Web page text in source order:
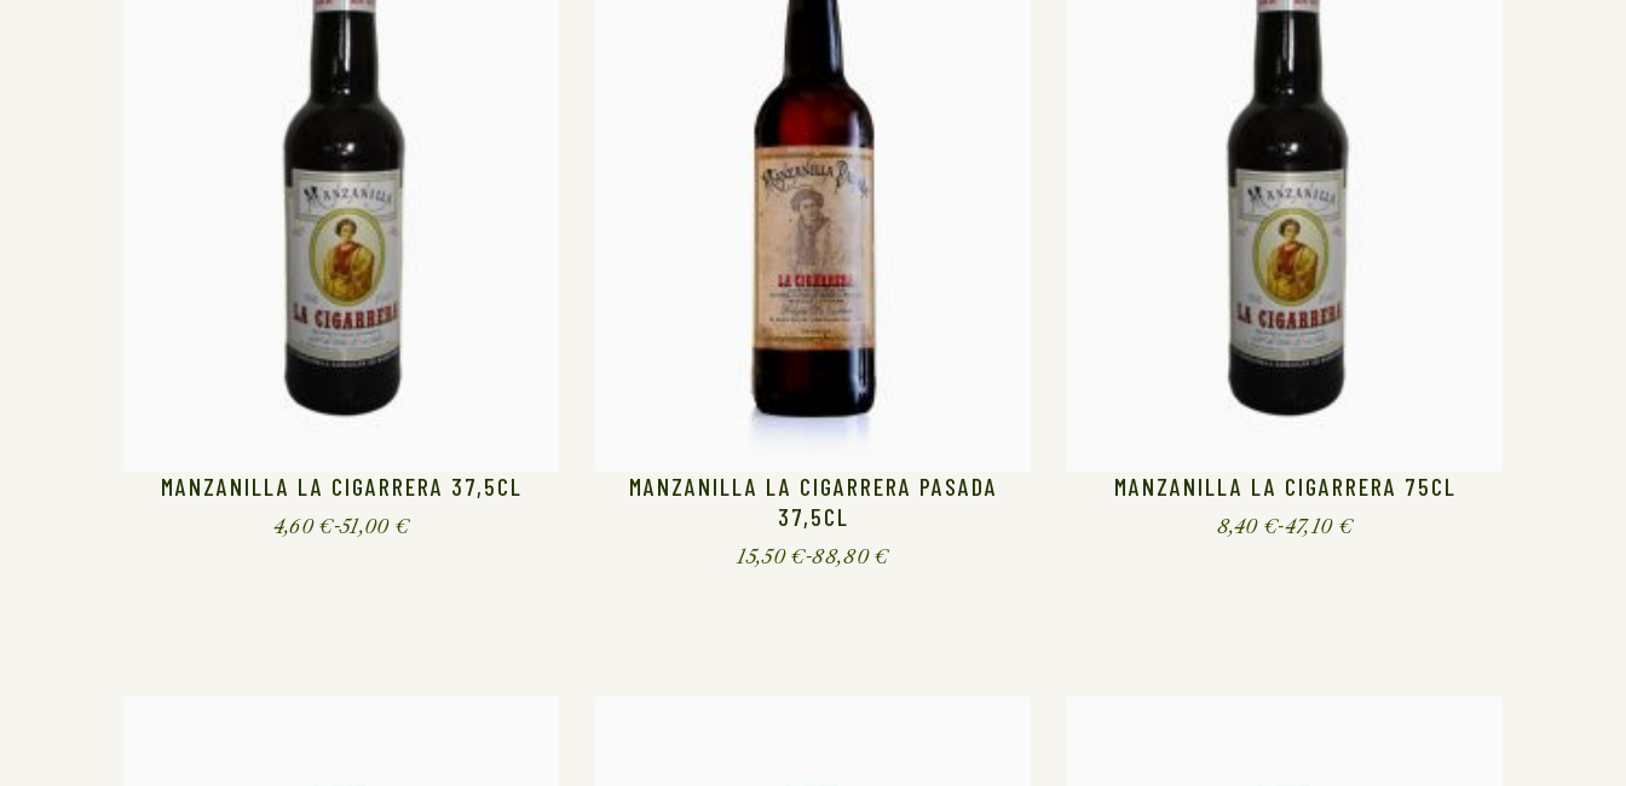
MANZANILLA LA CIGARRERA 37,5CL
4,60€-51,00 €
MANZANILLA LA CIGARRERA PASADA
37,5CL
15,50€-88,80€
MANZANILLA LA CIGARRERA 75CL
8,40 €-47,10 €